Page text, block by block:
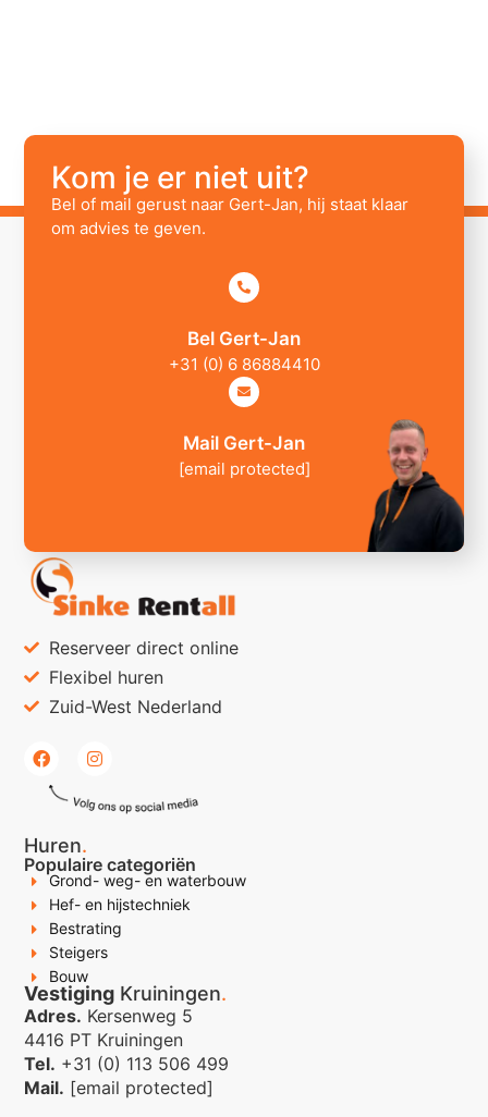
Reserveer direct online
Flexibel huren
Zuid-West Nederland
Huren.
Populaire categoriën
Grond- weg- en waterbouw
Hef- en hijstechniek
Bestrating
Steigers
Bouw
Vestiging Kruiningen.
Adres. Kersenweg 5
4416 PT Kruiningen
Tel. +31 (0) 113 506 499
Mail. [email protected]
Kom je er niet uit?
Bel of mail gerust naar Gert-Jan, hij staat klaar
om advies te geven.
Bel Gert-Jan
+31 (0) 6 86884410
Mail Gert-Jan
[email protected]